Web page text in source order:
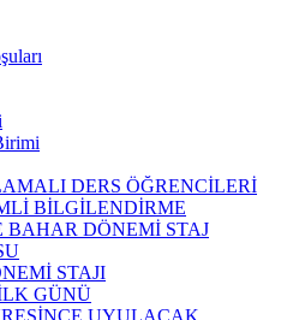
DERS ÖĞRENCİLERİ
BİLGİLENDİRME
BAHAR DÖNEMİ STAJ
STAJI
GÜNÜ
UYULACAK